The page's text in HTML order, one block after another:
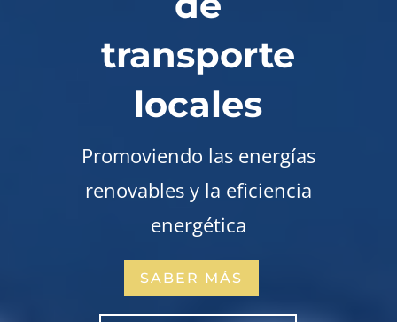
transporte
locales
Promoviendo las energías
renovables y la eficiencia
energética
SABER MÁS